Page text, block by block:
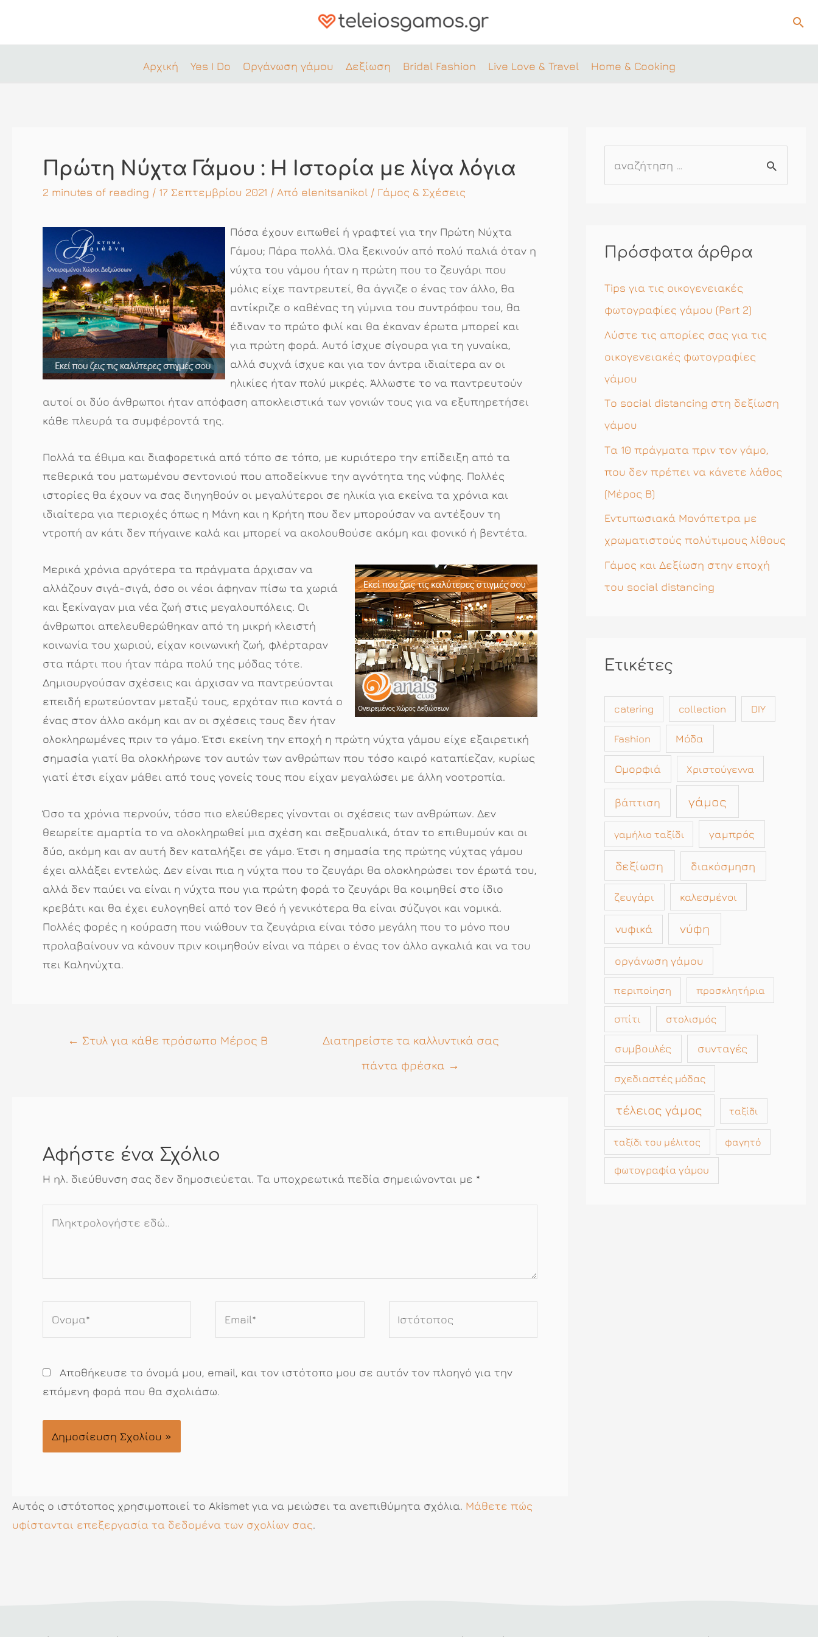
περιεχόμενο
Αρχική Yes I Do Οργάνωση γάμου Δεξίωση Bridal Fashion Live Love & Travel Home & Cooking
Πρώτη Νύχτα Γάμου : Η Ιστορία με λίγα λόγια
2 minutes of reading / 17 Σεπτεμβρίου 2021 / Από elenitsanikol / Γάμος & Σχέσεις
Πόσα έχουν ειπωθεί ή γραφτεί για την Πρώτη Νύχτα
Γάμου; Πάρα πολλά. Όλα ξεκινούν από πολύ παλιά όταν η
νύχτα του γάμου ήταν η πρώτη που το ζευγάρι που
μόλις είχε παντρευτεί, θα άγγιζε ο ένας τον άλλο, θα
αντίκριζε ο καθένας τη γύμνια του συντρόφου του, θα
έδιναν το πρώτο φιλί και θα έκαναν έρωτα μπορεί και
για πρώτη φορά. Αυτό ίσχυε σίγουρα για τη γυναίκα,
αλλά συχνά ίσχυε και για τον άντρα ιδιαίτερα αν οι
ηλικίες ήταν πολύ μικρές. Άλλωστε το να παντρευτούν
αυτοί οι δύο άνθρωποι ήταν απόφαση αποκλειστικά των γονιών τους για να εξυπηρετήσει
κάθε πλευρά τα συμφέροντά της.
Πολλά τα έθιμα και διαφορετικά από τόπο σε τόπο, με κυριότερο την επίδειξη από τα
πεθερικά του ματωμένου σεντονιού που αποδείκνυε την αγνότητα της νύφης. Πολλές
ιστορίες θα έχουν να σας διηγηθούν οι μεγαλύτεροι σε ηλικία για εκείνα τα χρόνια και
ιδιαίτερα για περιοχές όπως η Μάνη και η Κρήτη που δεν μπορούσαν να αντέξουν τη
ντροπή αν κάτι δεν πήγαινε καλά και μπορεί να ακολουθούσε ακόμη και φονικό ή βεντέτα.
Μερικά χρόνια αργότερα τα πράγματα άρχισαν να
αλλάζουν σιγά-σιγά, όσο οι νέοι άφηναν πίσω τα χωριά
και ξεκίναγαν μια νέα ζωή στις μεγαλουπόλεις. Οι
άνθρωποι απελευθερώθηκαν από τη μικρή κλειστή
κοινωνία του χωριού, είχαν κοινωνική ζωή, φλέρταραν
στα πάρτι που ήταν πάρα πολύ της μόδας τότε.
Δημιουργούσαν σχέσεις και άρχισαν να παντρεύονται
επειδή ερωτεύονταν μεταξύ τους, ερχόταν πιο κοντά ο
ένας στον άλλο ακόμη και αν οι σχέσεις τους δεν ήταν
ολοκληρωμένες πριν το γάμο. Έτσι εκείνη την εποχή η πρώτη νύχτα γάμου είχε εξαιρετική
σημασία γιατί θα ολοκλήρωνε τον αυτών των ανθρώπων που τόσο καιρό καταπίεζαν, κυρίως
γιατί έτσι είχαν μάθει από τους γονείς τους που είχαν μεγαλώσει με άλλη νοοτροπία.
Όσο τα χρόνια περνούν, τόσο πιο ελεύθερες γίνονται οι σχέσεις των ανθρώπων. Δεν
θεωρείτε αμαρτία το να ολοκληρωθεί μια σχέση και σεξουαλικά, όταν το επιθυμούν και οι
δύο, ακόμη και αν αυτή δεν καταλήξει σε γάμο. Έτσι η σημασία της πρώτης νύχτας γάμου
έχει αλλάξει εντελώς. Δεν είναι πια η νύχτα που το ζευγάρι θα ολοκληρώσει τον έρωτά του,
αλλά δεν παύει να είναι η νύχτα που για πρώτη φορά το ζευγάρι θα κοιμηθεί στο ίδιο
κρεβάτι και θα έχει ευλογηθεί από τον Θεό ή γενικότερα θα είναι σύζυγοι και νομικά.
Πολλές φορές η κούραση που νιώθουν τα ζευγάρια είναι τόσο μεγάλη που το μόνο που
προλαβαίνουν να κάνουν πριν κοιμηθούν είναι να πάρει ο ένας τον άλλο αγκαλιά και να του
πει Καληνύχτα.
Πλοήγηση
← Στυλ για κάθε πρόσωπο Μέρος Β
Διατηρείστε τα καλλυντικά σας
πάντα φρέσκα →
Αφήστε ένα Σχόλιο
Η ηλ. διεύθυνση σας δεν δημοσιεύεται. Τα υποχρεωτικά πεδία σημειώνονται με *
Αποθήκευσε το όνομά μου, email, και τον ιστότοπο μου σε αυτόν τον πλοηγό για την
επόμενη φορά που θα σχολιάσω.
Αυτός ο ιστότοπος χρησιμοποιεί το Akismet για να μειώσει τα ανεπιθύμητα σχόλια. Μάθετε πώς
υφίστανται επεξεργασία τα δεδομένα των σχολίων σας.
ή
η
σ
η
γ
ι
α
Πρόσφατα άρθρα
Tips για τις οικογενειακές
φωτογραφίες γάμου (Part 2)
Λύστε τις απορίες σας για τις
οικογενειακές φωτογραφίες
γάμου
Το social distancing στη δεξίωση
γάμου
Τα 10 πράγματα πριν τον γάμο,
που δεν πρέπει να κάνετε λάθος
(Μέρος Β)
Εντυπωσιακά Μονόπετρα με
χρωματιστούς πολύτιμους λίθους
Γάμος και Δεξίωση στην εποχή
του social distancing
Ετικέτες
catering collection DIY
Fashion Μόδα
Ομορφιά Χριστούγεννα
βάπτιση γάμος
γαμήλιο ταξίδι γαμπρός
δεξίωση διακόσμηση
ζευγάρι καλεσμένοι
νυφικά νύφη
οργάνωση γάμου
περιποίηση προσκλητήρια
σπίτι στολισμός
συμβουλές συνταγές
σχεδιαστές μόδας
τέλειος γάμος ταξίδι
ταξίδι του μέλιτος φαγητό
φωτογραφία γάμου